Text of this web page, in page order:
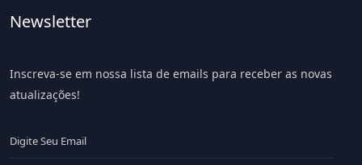
Newsletter
Inscreva-se em nossa lista de emails para receber as novas
atualizações!